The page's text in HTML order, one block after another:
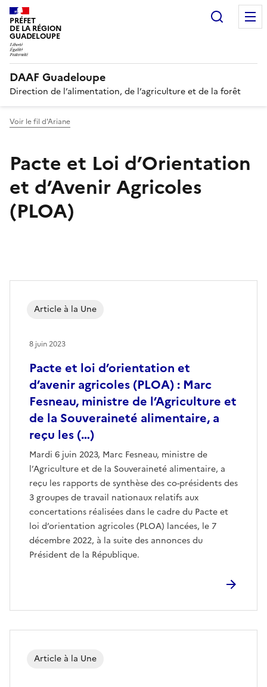
PRÉFET
DE LA RÉGION
GUADELOUPE
DAAF Guadeloupe
Direction de l’alimentation, de l’agriculture et de la forêt
Voir le fil d'Ariane
Pacte et Loi d’Orientation
et d’Avenir Agricoles
(PLOA)
Pacte et loi d’orientation et
d’avenir agricoles (PLOA) : Marc
Fesneau, ministre de l’Agriculture et
de la Souveraineté alimentaire, a
reçu les (…)
Mardi 6 juin 2023, Marc Fesneau, ministre de
l’Agriculture et de la Souveraineté alimentaire, a
reçu les rapports de synthèse des co-présidents des
3 groupes de travail nationaux relatifs aux
concertations réalisées dans le cadre du Pacte et
loi d’orientation agricoles (PLOA) lancées, le 7
décembre 2022, à la suite des annonces du
Président de la République.
Article à la Une
8 juin 2023
Article à la Une